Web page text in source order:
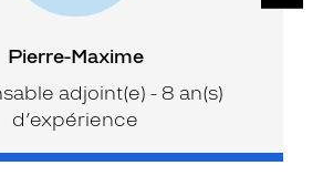
Pierre-Maxime
adjoint(e) - 8 an(s)
d’expérience